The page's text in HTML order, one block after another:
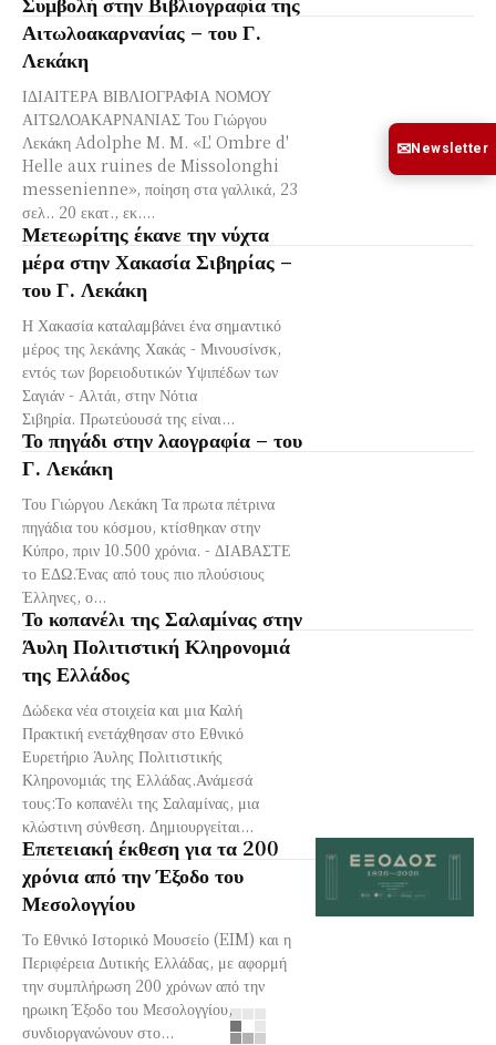
Αιτωλοακαρνανίας – του Γ.
Λεκάκη
ΙΔΙΑΙΤΕΡΑ ΒΙΒΛΙΟΓΡΑΦΙΑ ΝΟΜΟΥ
ΑΙΤΩΛΟΑΚΑΡΝΑΝΙΑΣ Του Γιώργου
Λεκάκη Adolphe M. M. «L' Ombre d'
Helle aux ruines de Missolonghi
messenienne», ποίηση στα γαλλικά, 23
σελ.. 20 εκατ., εκ....
Μετεωρίτης έκανε την νύχτα
μέρα στην Χακασία Σιβηρίας –
του Γ. Λεκάκη
Η Χακασία καταλαμβάνει ένα σημαντικό
μέρος της λεκάνης Χακάς - Μινουσίνσκ,
εντός των βορειοδυτικών Υψιπέδων των
Σαγιάν - Αλτάι, στην Νότια
Σιβηρία. Πρωτεύουσά της είναι...
Το πηγάδι στην λαογραφία – του
Γ. Λεκάκη
Του Γιώργου Λεκάκη Τα πρωτα πέτρινα
πηγάδια του κόσμου, κτίσθηκαν στην
Κύπρο, πριν 10.500 χρόνια. - ΔΙΑΒΑΣΤΕ
το ΕΔΩ.Ένας από τους πιο πλούσιους
Έλληνες, ο...
Το κοπανέλι της Σαλαμίνας στην
Άυλη Πολιτιστική Κληρονομιά
της Ελλάδος
Δώδεκα νέα στοιχεία και μια Καλή
Πρακτική ενετάχθησαν στο Εθνικό
Ευρετήριο Άυλης Πολιτιστικής
Κληρονομιάς της Ελλάδας.Ανάμεσά
τους:Το κοπανέλι της Σαλαμίνας, μια
κλώστινη σύνθεση. Δημιουργείται...
Επετειακή έκθεση για τα 200
χρόνια από την Έξοδο του
Μεσολογγίου
Το Εθνικό Ιστορικό Μουσείο (EIM) και η
Περιφέρεια Δυτικής Ελλάδας, με αφορμή
την συμπλήρωση 200 χρόνων από την
ηρωικη Έξοδο του Μεσολογγίου,
συνδιοργανώνουν στο...
✉Newsletter